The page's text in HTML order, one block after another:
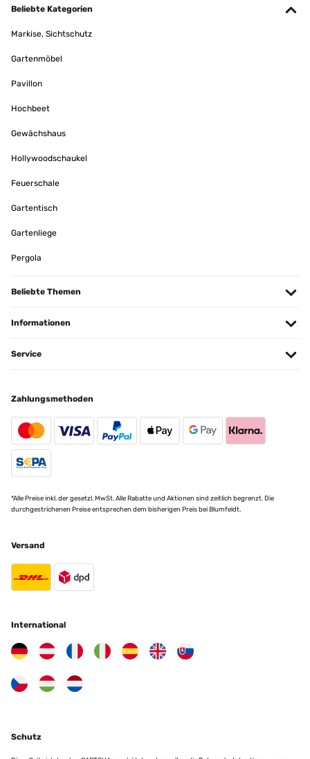
Beliebte Kategorien
Markise, Sichtschutz
Gartenmöbel
Pavillon
Hochbeet
Gewächshaus
Hollywoodschaukel
Feuerschale
Gartentisch
Gartenliege
Pergola
Beliebte Themen
Informationen
Service
Zahlungsmethoden
*Alle Preise inkl. der gesetzl. MwSt. Alle Rabatte und Aktionen sind zeitlich begrenzt. Die
durchgestrichenen Preise entsprechen dem bisherigen Preis bei Blumfeldt.
Versand
International
Schutz